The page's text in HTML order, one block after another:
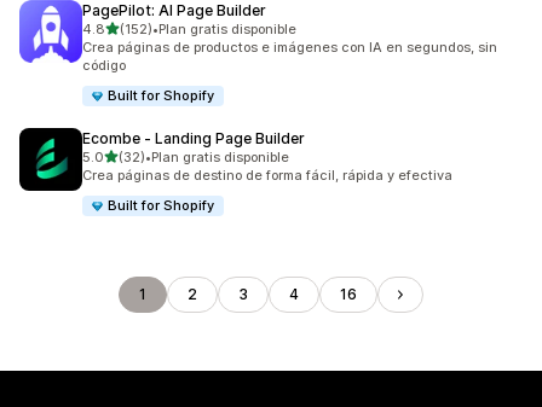
PagePilot: AI Page Builder
4.8de 5 estrellas
(152)
152 reseñas en total
•Plan gratis disponible
Crea páginas de productos e imágenes con IA en segundos, sin
código
Built for Shopify
Ecombe ‑ Landing Page Builder
5.0de 5 estrellas
(32)
32 reseñas en total
•Plan gratis disponible
Crea páginas de destino de forma fácil, rápida y efectiva
Built for Shopify
1 2 3 4 16